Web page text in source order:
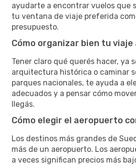
ayudarte a encontrar vuelos que
tu ventana de viaje preferida
presupuesto.
Cómo organizar bien tu viaje
Tener claro qué querés hacer, ya
arquitectura histórica o caminar
parques nacionales, te ayuda a
adecuados y a pensar cómo
llegás.
Cómo elegir el aeropuerto
Los destinos más grandes de
más de un aeropuerto. Los
a veces significan precios más